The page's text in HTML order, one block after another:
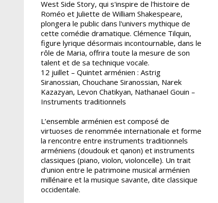
West Side Story, qui s'inspire de l'histoire de
Roméo et Juliette de William Shakespeare,
plongera le public dans l'univers mythique de
cette comédie dramatique. Clémence Tilquin,
figure lyrique désormais incontournable, dans le
rôle de Maria, offrira toute la mesure de son
talent et de sa technique vocale.
12 juillet – Quintet arménien : Astrig
Siranossian, Chouchane Siranossian, Narek
Kazazyan, Levon Chatikyan, Nathanael Gouin –
Instruments traditionnels
L’ensemble arménien est composé de
virtuoses de renommée internationale et forme
la rencontre entre instruments traditionnels
arméniens (doudouk et qanon) et instruments
classiques (piano, violon, violoncelle). Un trait
d’union entre le patrimoine musical arménien
millénaire et la musique savante, dite classique
occidentale.